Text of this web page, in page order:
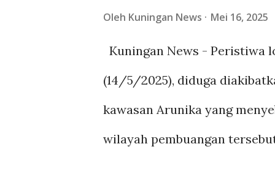
tersebut ia sampaikan dalam
bisa memaksimalkan
sediakala dan diadakannya
kawasan yang sudah tidak
masyarakat tidak bisa
Oleh Kuningan News Mei 16, 2025
Kuningan News - Peristiwa
(14/5/2025), diduga
kawasan Arunika yang
wilayah pembuangan